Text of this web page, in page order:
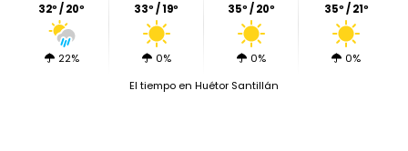
32º / 20º
22%
33º / 19º
0%
35º / 20º
0%
35º / 21º
0%
El tiempo en Huétor Santillán